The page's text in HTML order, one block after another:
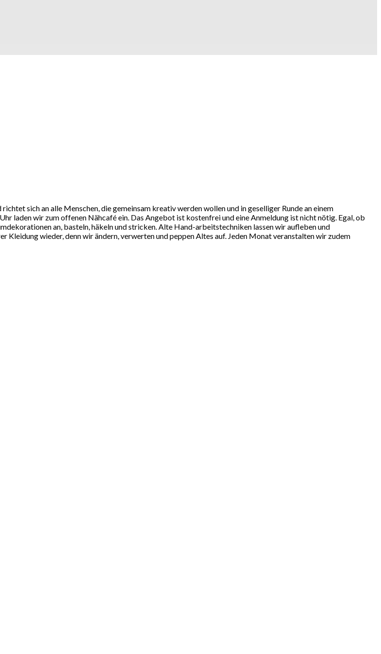
sich an alle Menschen, die gemeinsam kreativ werden wollen und in geselliger Runde an einem
laden wir zum offenen Nähcafé ein. Das Angebot ist kostenfrei und eine Anmeldung ist nicht nötig. Egal, ob
an, basteln, häkeln und stricken. Alte Hand-arbeitstechniken lassen wir aufleben und
Kleidung wieder, denn wir ändern, verwerten und peppen Altes auf. Jeden Monat veranstalten wir zudem